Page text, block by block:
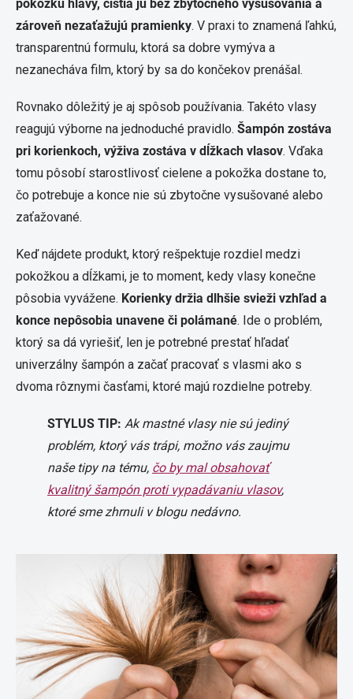
pokožku hlavy, čistia ju bez zbytočného vysušovania a
zároveň nezaťažujú pramienky. V praxi to znamená ľahkú,
transparentnú formulu, ktorá sa dobre vymýva a
nezanecháva film, ktorý by sa do končekov prenášal.
Rovnako dôležitý je aj spôsob používania. Takéto vlasy
reagujú výborne na jednoduché pravidlo. Šampón zostáva
pri korienkoch, výživa zostáva v dĺžkach vlasov. Vďaka
tomu pôsobí starostlivosť cielene a pokožka dostane to,
čo potrebuje a konce nie sú zbytočne vysušované alebo
zaťažované.
Keď nájdete produkt, ktorý rešpektuje rozdiel medzi
pokožkou a dĺžkami, je to moment, kedy vlasy konečne
pôsobia vyvážene. Korienky držia dlhšie svieži vzhľad a
konce nepôsobia unavene či polámané. Ide o problém,
ktorý sa dá vyriešiť, len je potrebné prestať hľadať
univerzálny šampón a začať pracovať s vlasmi ako s
dvoma rôznymi časťami, ktoré majú rozdielne potreby.
STYLUS TIP: Ak mastné vlasy nie sú jediný
problém, ktorý vás trápi, možno vás zaujmu
naše tipy na tému, čo by mal obsahovať
kvalitný šampón proti vypadávaniu vlasov,
ktoré sme zhrnuli v blogu nedávno.